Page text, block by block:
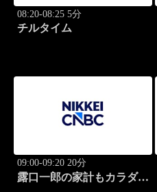
08:20-08:25 5分
チルタイム
09:00-09:20 20分
露口一郎の家計もカラダも